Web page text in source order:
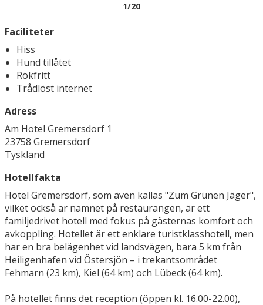
1/20
Faciliteter
Hiss
Hund tillåtet
Rökfritt
Trådlöst internet
Adress
Am Hotel Gremersdorf 1
23758 Gremersdorf
Tyskland
Hotellfakta
Hotel Gremersdorf, som även kallas "Zum Grünen Jäger",
vilket också är namnet på restaurangen, är ett
familjedrivet hotell med fokus på gästernas komfort och
avkoppling. Hotellet är ett enklare turistklasshotell, men
har en bra belägenhet vid landsvägen, bara 5 km från
Heiligenhafen vid Östersjön – i trekantsområdet
Fehmarn (23 km), Kiel (64 km) och Lübeck (64 km).
På hotellet finns det reception (öppen kl. 16.00-22.00),